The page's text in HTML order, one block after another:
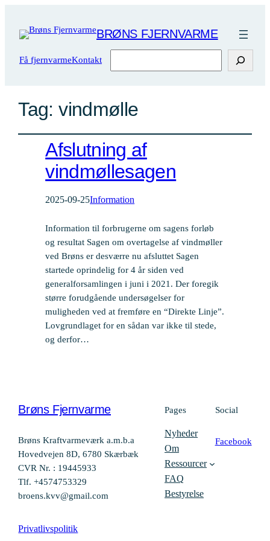
BRØNS FJERNVARME
Få fjernvarmeKontakt
Tag:vindmølle
Afslutning af
vindmøllesagen
2025-09-25Information
Information til forbrugerne om sagens forløb
og resultat Sagen om overtagelse af vindmøller
ved Brøns er desværre nu afsluttet Sagen
startede oprindelig for 4 år siden ved
generalforsamlingen i juni i 2021. Der foregik
større forudgående undersøgelser for
muligheden ved at fremføre en “Direkte Linje”.
Lovgrundlaget for en sådan var ikke til stede,
og derfor…
Brøns Fjernvarme
Brøns Kraftvarmeværk a.m.b.a
Hovedvejen 8D, 6780 Skærbæk
CVR Nr. : 19445933
Tlf. +4574753329
broens.kvv@gmail.com
Privatlivspolitik
Pages
Nyheder
Om
Ressourcer
FAQ
Bestyrelse
Social
Facebook